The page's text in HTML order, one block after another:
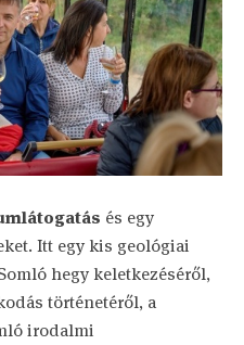
és egy
Itt egy kis geológiai
hegy keletkezéséről,
történetéről, a
irodalmi